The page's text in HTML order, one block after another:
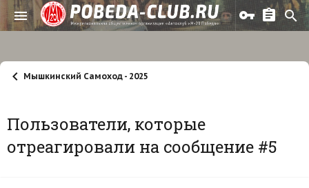
Мышкинский Самоход - 2025
Пользователи, которые
отреагировали на сообщение #5